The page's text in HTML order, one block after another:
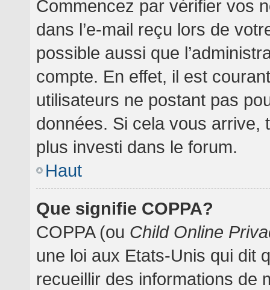
Commencez par vérifier vos
dans l’e-mail reçu lors de
possible aussi que
compte. En effet, il est
utilisateurs ne postant pas
données. Si cela vous
plus investi dans le forum.
Haut
Que signifie COPPA?
COPPA (ou Child Online
une loi aux Etats-Unis qui dit
recueillir des informations de